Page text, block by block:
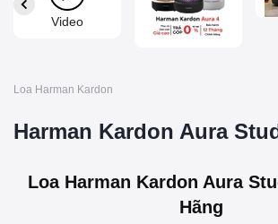
Video
Loa Harman Kardon
Harman Kardon Aura
Loa Harman Kardon Aura
Hãng